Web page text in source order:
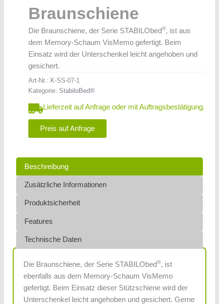
Braunschiene
Die Braunschiene, der Serie STABILObed®, ist aus
dem Memory-Schaum VisMemo gefertigt. Beim
Einsatz wird der Unterschenkel leicht angehoben und
gesichert.
Art-Nr.: K-SS-07-1
Kategorie: StabiloBed®
Lieferzeit auf Anfrage oder mit Auftragsbestätigung.
Preis auf Anfrage
Beschreibung
Zusätzliche Informationen
Produktsicherheit
Features
Technische Daten
Die Braunschiene, der Serie STABILObed®, ist
ebenfalls aus dem Memory-Schaum VisMemo
gefertigt. Beim Einsatz dieser Stützschiene wird der
Unterschenkel leicht angehoben und gesichert. Gerne